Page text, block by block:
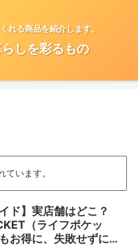
れる商品を紹介します。
しを彩るもの
ています。
ド】実店舗はどこ？
（ライフポケッ
お得に、失敗せずに買